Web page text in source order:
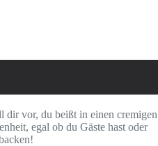
dir vor, du beißt in einen cremigen
egal ob du Gäste hast oder